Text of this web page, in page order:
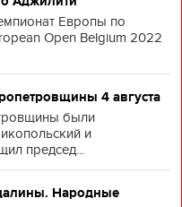
Европы по
Open Belgium 2022
4 августа
были
и
председ...
Народные